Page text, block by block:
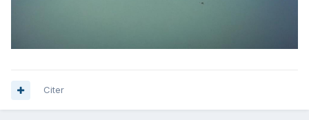
Citer